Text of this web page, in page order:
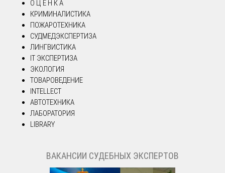
О Ц Е Н К А
КРИМИНАЛИСТИКА
ПОЖАРОТЕХНИКА
СУДМЕДЭКСПЕРТИЗА
ЛИНГВИСТИКА
IT ЭКСПЕРТИЗА
ЭКОЛОГИЯ
ТОВАРОВЕДЕНИЕ
INTELLECT
АВТОТЕХНИКА
ЛАБОРАТОРИЯ
LIBRARY
ВАКАНСИИ СУДЕБНЫХ ЭКСПЕРТОВ